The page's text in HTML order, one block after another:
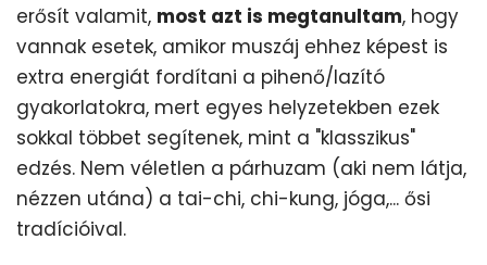
erősít valamit, most azt is megtanultam, hogy
vannak esetek, amikor muszáj ehhez képest is
extra energiát fordítani a pihenő/lazító
gyakorlatokra, mert egyes helyzetekben ezek
sokkal többet segítenek, mint a "klasszikus"
edzés. Nem véletlen a párhuzam (aki nem látja,
nézzen utána) a tai-chi, chi-kung, jóga,... ősi
tradícióival.